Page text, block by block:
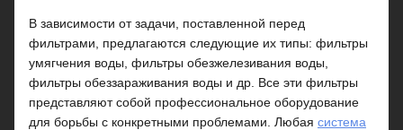
В зависимости от задачи, поставленной перед
фильтрами, предлагаются следующие их типы: фильтры
умягчения воды, фильтры обезжелезивания воды,
фильтры обеззараживания воды и др. Все эти фильтры
представляют собой профессиональное оборудование
для борьбы с конкретными проблемами. Любая система